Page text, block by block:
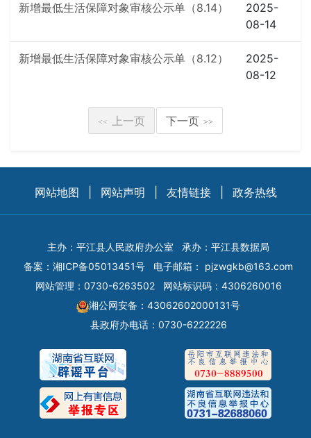
新增最低生活保障对象审核公示单（8.14）
2025-
08-14
新增最低生活保障对象审核公示单（8.12）
2025-
08-12
<< 上一页 下一页 >>
网站地图 网站声明 友情链接 政务热线
主办：平江县人民政府办公室
承办：平江县数据局
备案： 湘ICP备05013451号 电子邮箱： pjzwgkb@163.com
网站管理：0730-6263502
网站标识码：4306260016
湘公网安备：43062602000131号
县政府办电话：0730-6222226